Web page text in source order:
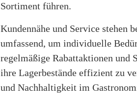
Sortiment führen.
Kundennähe und Service stehen
umfassend, um individuelle
regelmäßige Rabattaktionen und
ihre Lagerbestände effizient zu
und Nachhaltigkeit im